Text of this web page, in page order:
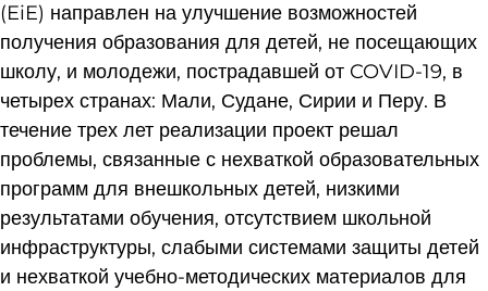
(EiE) направлен на улучшение возможностей
получения образования для детей, не посещающих
школу, и молодежи, пострадавшей от COVID-19, в
четырех странах: Мали, Судане, Сирии и Перу. В
течение трех лет реализации проект решал
проблемы, связанные с нехваткой образовательных
программ для внешкольных детей, низкими
результатами обучения, отсутствием школьной
инфраструктуры, слабыми системами защиты детей
и нехваткой учебно-методических материалов для